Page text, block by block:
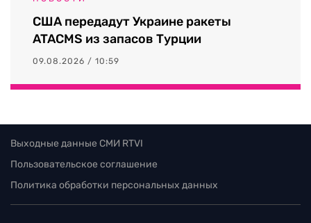
США передадут Украине ракеты
ATACMS из запасов Турции
09.08.2026 / 10:59
Выходные данные СМИ RTVI
Пользовательское соглашение
Политика обработки персональных данных